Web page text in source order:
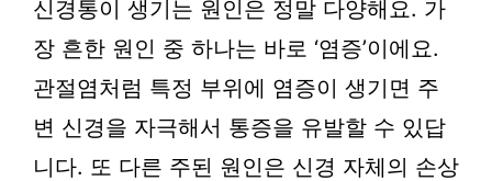
신경통이 생기는 원인은 정말 다양해요. 가
장 흔한 원인 중 하나는 바로 ‘염증’이에요.
관절염처럼 특정 부위에 염증이 생기면 주
변 신경을 자극해서 통증을 유발할 수 있답
니다. 또 다른 주된 원인은 신경 자체의 손상